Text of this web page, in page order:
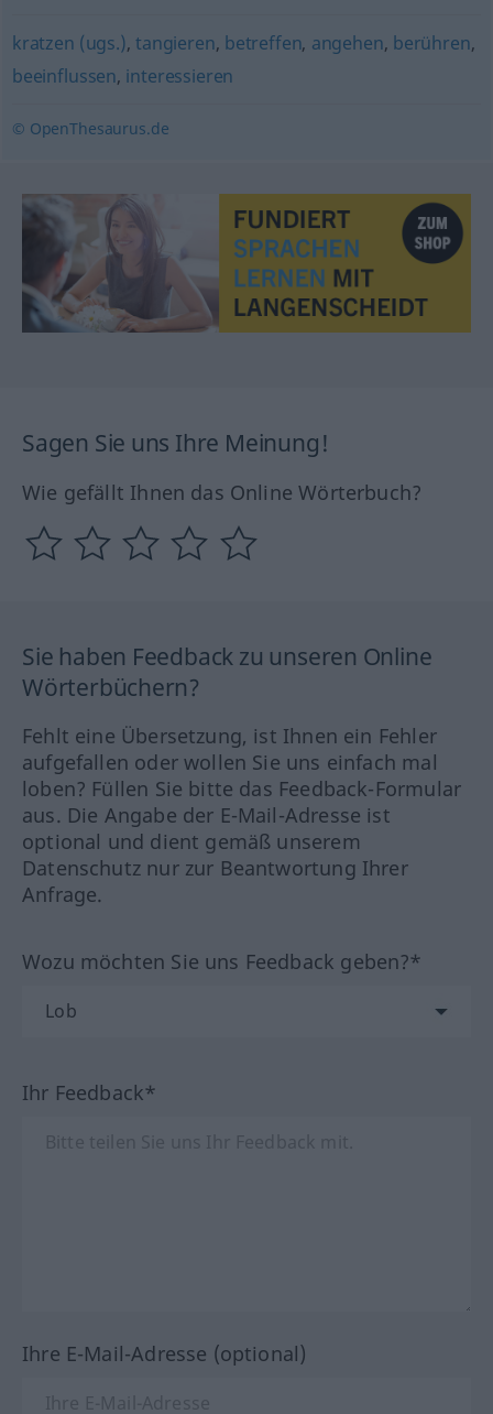
kratzen (ugs.), tangieren, betreffen, angehen, berühren,
beeinflussen, interessieren
© OpenThesaurus.de
Sagen Sie uns Ihre Meinung!
Wie gefällt Ihnen das Online Wörterbuch?
Sie haben Feedback zu unseren Online
Wörterbüchern?
Fehlt eine Übersetzung, ist Ihnen ein Fehler
aufgefallen oder wollen Sie uns einfach mal
loben? Füllen Sie bitte das Feedback-Formular
aus. Die Angabe der E-Mail-Adresse ist
optional und dient gemäß unserem
Datenschutz nur zur Beantwortung Ihrer
Anfrage.
Wozu möchten Sie uns Feedback geben?*
Ihr Feedback*
Ihre E-Mail-Adresse (optional)